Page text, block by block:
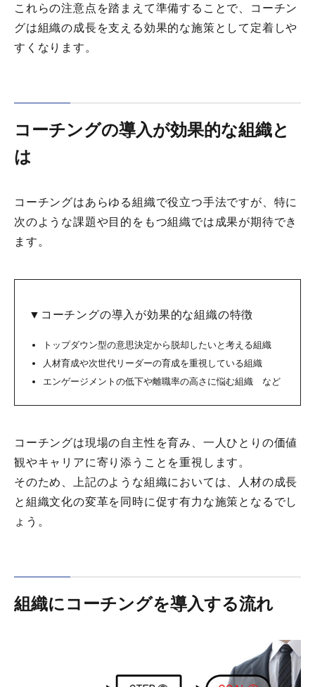
これらの注意点を踏まえて準備することで、コーチン
グは組織の成長を支える効果的な施策として定着しや
すくなります。
コーチングの導入が効果的な組織と
は
コーチングはあらゆる組織で役立つ手法ですが、特に
次のような課題や目的をもつ組織では成果が期待でき
ます。
▼コーチングの導入が効果的な組織の特徴
トップダウン型の意思決定から脱却したいと考える組織
人材育成や次世代リーダーの育成を重視している組織
エンゲージメントの低下や離職率の高さに悩む組織 など
コーチングは現場の自主性を育み、一人ひとりの価値
観やキャリアに寄り添うことを重視します。
そのため、上記のような組織においては、人材の成長
と組織文化の変革を同時に促す有力な施策となるでし
ょう。
組織にコーチングを導入する流れ